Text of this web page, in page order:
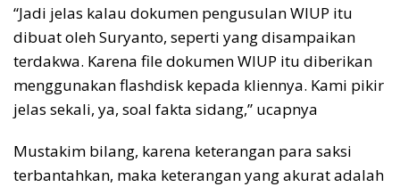
“Jadi jelas kalau dokumen pengusulan WIUP itu
dibuat oleh Suryanto, seperti yang disampaikan
terdakwa. Karena file dokumen WIUP itu diberikan
menggunakan flashdisk kepada kliennya. Kami pikir
jelas sekali, ya, soal fakta sidang,” ucapnya
Mustakim bilang, karena keterangan para saksi
terbantahkan, maka keterangan yang akurat adalah